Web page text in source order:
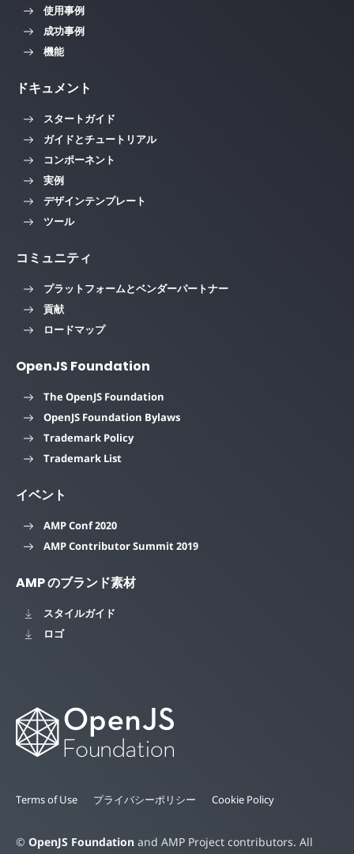
使用事例
成功事例
機能
ドキュメント
スタートガイド
ガイドとチュートリアル
コンポーネント
実例
デザインテンプレート
ツール
コミュニティ
プラットフォームとベンダーパートナー
貢献
ロードマップ
OpenJS Foundation
The OpenJS Foundation
OpenJS Foundation Bylaws
Trademark Policy
Trademark List
イベント
AMP Conf 2020
AMP Contributor Summit 2019
AMP のブランド素材
スタイルガイド
ロゴ
Terms of Use プライバシーポリシー Cookie Policy
© OpenJS Foundation and AMP Project contributors. All